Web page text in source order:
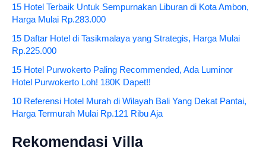
15 Hotel Terbaik Untuk Sempurnakan Liburan di Kota Ambon,
Harga Mulai Rp.283.000
15 Daftar Hotel di Tasikmalaya yang Strategis, Harga Mulai
Rp.225.000
15 Hotel Purwokerto Paling Recommended, Ada Luminor
Hotel Purwokerto Loh! 180K Dapet!!
10 Referensi Hotel Murah di Wilayah Bali Yang Dekat Pantai,
Harga Termurah Mulai Rp.121 Ribu Aja
Rekomendasi Villa